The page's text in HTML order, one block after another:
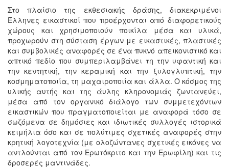
Στο πλαίσιο της εκθεσιακής δράσης, διακεκριμένοι
Έλληνες εικαστικοί που προέρχονται από διαφορετικούς
χώρους και χρησιμοποιούν ποικίλα μέσα και υλικά,
προχωρούν στη σύσταση έργων με εικαστικές, πλαστικές
και συμβολικές αναφορές σε ένα πυκνό απεικονιστικό και
απτικό πεδίο που συμπεριλαμβάνει τη την υφαντική και
την κεντητική, την κεραμική και την ξυλογλυπτική, την
κοσμηματοποιία, τη μαχαιροποιία και άλλα. Ο κόσμος της
υλικής αυτής και της άυλης κληρονομιάς ζωντανεύει,
μέσα από τον οργανικό διάλογο των συμμετεχόντων
εικαστικών που πραγματοποιείται με αναφορά τόσο σε
σωζόμενα σε δημόσιες και ιδιωτικές συλλογές ιστορικά
κειμήλια όσο και σε πολύτιμες σχετικές αναφορές στην
κρητική λογοτεχνία (με ολοζώντανες σχετικές εικόνες να
αντλούνται από τον Ερωτόκριτο και την Ερωφίλη) και τις
δροσερές μαντινάδες.